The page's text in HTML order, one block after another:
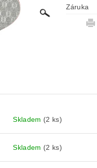
Záruka
Skladem (2 ks)
Skladem (2 ks)